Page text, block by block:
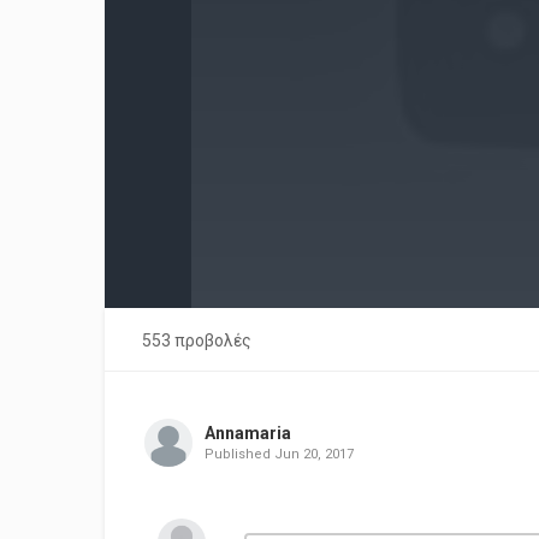
553 προβολές
Annamaria
Published Jun 20, 2017